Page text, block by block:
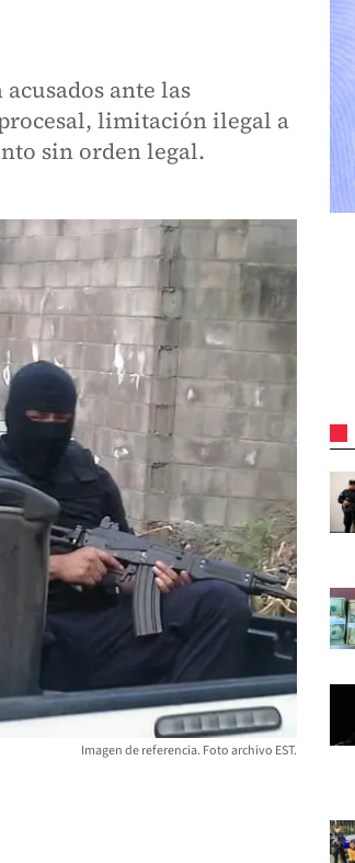
acusados ante las
limitación ilegal a
sin orden legal.
Imagen de referencia. Foto archivo EST.